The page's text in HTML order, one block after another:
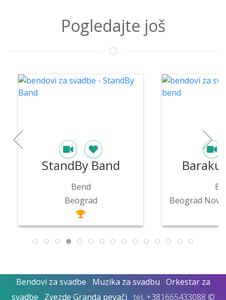
Pogledajte još
StandBy Band
Bend
Beograd
Detaljnije
Bend
Bendovi za svadbe Muzika za svadbu Orkestar za
svadbe
Zvezde Granda pevači tel. +381665433088 ©